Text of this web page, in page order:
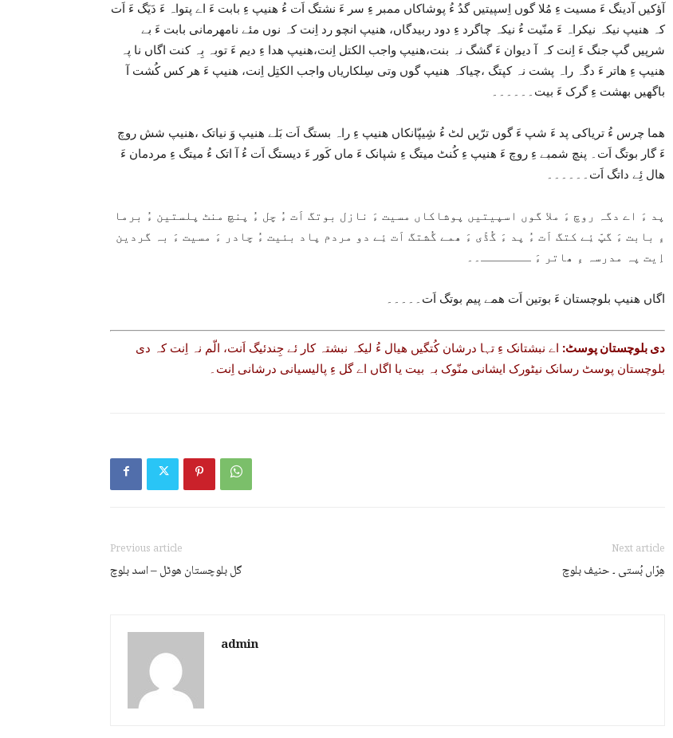
آؤکیں آدینگ ءَ مسیت ءِ مُلا گوں اِسپیتیں گدُ ءُ پوشاکاں ممبر ءِ سر ءَ نشتگ اَت ءُ ھنیپ ءِ بابت ءَ اے پتواہ ءَ دَیَگ ءَ اَت
کہ ھنیپ نیکہ نیکراہ ءَ منّیت ءُ نیکہ چاگرد ءِ دود ربیدگاں، ھنیپ انچو رد اِنت کہ نوں مئے نامھرمانی بابت ءَ بے
شرپیں گپ جنگ ءَ اِنت کہ آ دیوان ءَ گشگ نہ بنت،ھنیپ واجب الکتل اِنت،ھنیپ ھدا ءِ دیم ءَ توبہ بِہ کنت اگاں نا پہ
ھنیپ ءِ ھاتر ءَ دگہ راہ پشت نہ کپتگ ،چیاکہ ھنیپ گوں وتی سِلکاریاں واجب الکتِل اِنت، ھنیپ ءَ ھر کس کُشت آ
باگھیں بھشت ءِ گرک ءَ بیت۔۔۔۔۔۔
ھما چرس ءُ تریاکی پد ءَ شپ ءَ گوں ترّیں لٹ ءُ شِیپّانکاں ھنیپ ءِ راہ بستگ اَت بَلے ھنیپ وَ نیاتک ،ھنیپ شش روچ
ءَ گار بوتگ اَت۔ پنچ شمبے ءِ روچ ءَ ھنیپ ءِ کُنٹ میتگ ءِ شپانک ءَ ماں کَور ءَ دیستگ اَت ءُ آ اتک ءُ میتگ ءِ مردمان ءَ
ھال ئِے داتگ اَت۔۔۔۔۔۔
پد ءَ اے دگہ روچ ءَ ملا گوں اسپیتیں پوشاکاں مسیت ءَ نازل بوتگ اَت ءُ چل ءُ پنچ منٹ پلستین ءُ برما
ءِ بابت ءَ گپّ ئِے کتگ اَت ءُ پد ءَ گُڈّی ءَ ھمے گُشتگ اَت ئِے دو مردم پاد بئیت ءُ چادر ءَ مسیت ءَ بہ گردین
اِیت پہ مدرسہ ءِ ھاتر ءَ ـــــــ۔۔
اگاں ھنیپ بلوچستان ءَ بوتین اَت ھمے پیم بوتگ اَت۔۔۔۔۔
دی بلوچستان پوسٹ: اے نبشتانک ءِ تہا درشان کُتگیں ھیال ءُ لیکہ نبشتہ کار ئے جِندئیگ اَنت، الّم نہ اِنت کہ دی
بلوچستان پوسٹ رسانک نیٹورک ایشانی منّوک بہ بیت یا اگاں اے گل ءِ پالیسیانی درشانی اِنت۔
Previous article
گل بلوچستان ھوٹل – اسد بلوچ
Next article
ھِرّاں بُستی ۔ حنیف بلوچ
admin